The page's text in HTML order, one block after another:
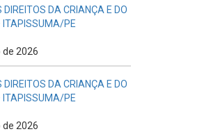
DA CRIANÇA E DO
ITAPISSUMA/PE
de 2026
DA CRIANÇA E DO
ITAPISSUMA/PE
de 2026